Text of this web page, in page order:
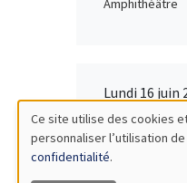
Amphithéâtre
Lundi 16 juin
11:30 à 12:45
Îlot Bernard
Amphithéâtre
Ce site utilise des cookies
personnaliser l’utilisation
confidentialité.